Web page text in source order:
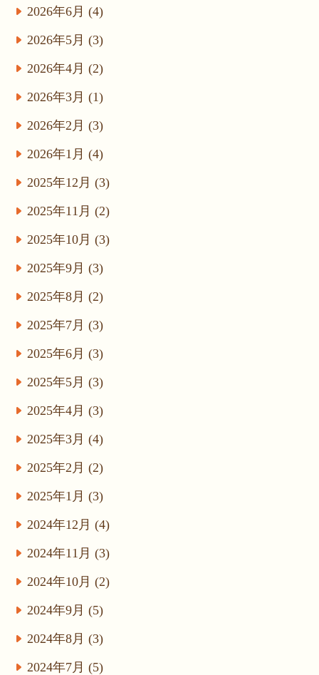
2026年6月 (4)
2026年5月 (3)
2026年4月 (2)
2026年3月 (1)
2026年2月 (3)
2026年1月 (4)
2025年12月 (3)
2025年11月 (2)
2025年10月 (3)
2025年9月 (3)
2025年8月 (2)
2025年7月 (3)
2025年6月 (3)
2025年5月 (3)
2025年4月 (3)
2025年3月 (4)
2025年2月 (2)
2025年1月 (3)
2024年12月 (4)
2024年11月 (3)
2024年10月 (2)
2024年9月 (5)
2024年8月 (3)
2024年7月 (5)